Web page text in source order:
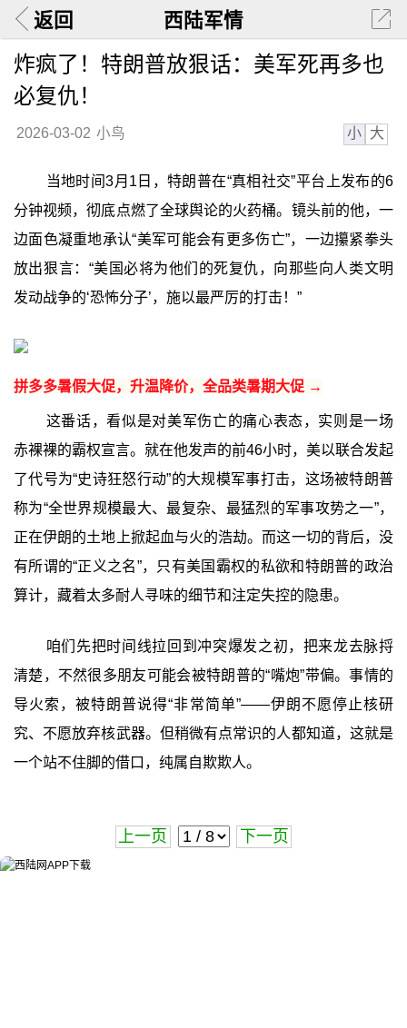
返回 西陆军情
炸疯了！特朗普放狠话：美军死再多也
必复仇！
2026-03-02 小鸟 小 大
当地时间3月1日，特朗普在“真相社交”平台上发布的6
分钟视频，彻底点燃了全球舆论的火药桶。镜头前的他，一
边面色凝重地承认“美军可能会有更多伤亡”，一边攥紧拳头
放出狠言：“美国必将为他们的死复仇，向那些向人类文明
发动战争的‘恐怖分子’，施以最严厉的打击！”
拼多多暑假大促，升温降价，全品类暑期大促 →
这番话，看似是对美军伤亡的痛心表态，实则是一场
赤裸裸的霸权宣言。就在他发声的前46小时，美以联合发起
了代号为“史诗狂怒行动”的大规模军事打击，这场被特朗普
称为“全世界规模最大、最复杂、最猛烈的军事攻势之一”，
正在伊朗的土地上掀起血与火的浩劫。而这一切的背后，没
有所谓的“正义之名”，只有美国霸权的私欲和特朗普的政治
算计，藏着太多耐人寻味的细节和注定失控的隐患。
咱们先把时间线拉回到冲突爆发之初，把来龙去脉捋
清楚，不然很多朋友可能会被特朗普的“嘴炮”带偏。事情的
导火索，被特朗普说得“非常简单”——伊朗不愿停止核研
究、不愿放弃核武器。但稍微有点常识的人都知道，这就是
一个站不住脚的借口，纯属自欺欺人。
上一页 下一页